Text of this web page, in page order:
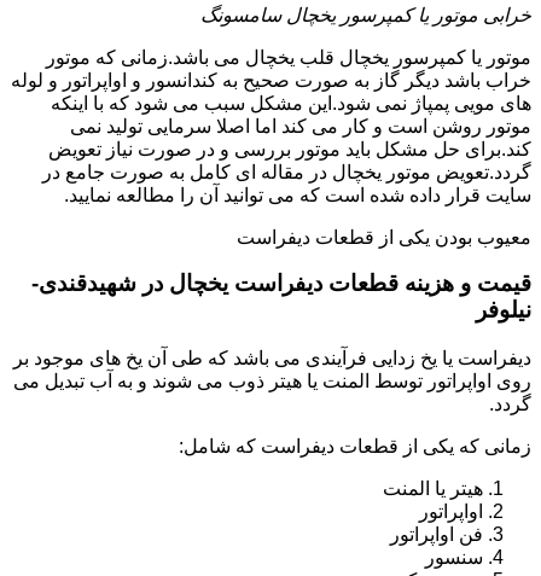
خرابی موتور یا کمپرسور یخچال سامسونگ
موتور یا کمپرسور یخچال قلب یخچال می باشد.زمانی که موتور
خراب باشد دیگر گاز به صورت صحیح به کندانسور و اواپراتور و لوله
های مویی پمپاژ نمی شود.این مشکل سبب می شود که با اینکه
موتور روشن است و کار می کند اما اصلا سرمایی تولید نمی
کند.برای حل مشکل باید موتور بررسی و در صورت نیاز تعویض
گردد.تعویض موتور یخچال در مقاله ای کامل به صورت جامع در
سایت قرار داده شده است که می توانید آن را مطالعه نمایید.
معیوب بودن یکی از قطعات دیفراست
قیمت و هزینه قطعات دیفراست یخچال در شهیدقندی-
نیلوفر
دیفراست یا یخ زدایی فرآیندی می باشد که طی آن یخ های موجود بر
روی اواپراتور توسط المنت یا هیتر ذوب می شوند و به آب تبدیل می
گردد.
زمانی که یکی از قطعات دیفراست که شامل:
هیتر یا المنت
اواپراتور
فن اواپراتور
سنسور